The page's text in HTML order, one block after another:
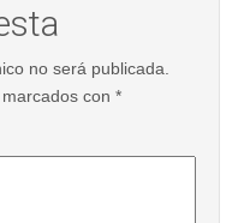
no será publicada.
con *